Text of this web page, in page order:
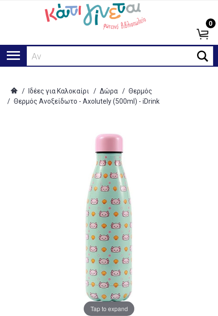
Αναζ
0
/ Ιδέες για Καλοκαίρι / Δώρα / Θερμός
/ Θερμός Ανοξείδωτο - Axolutely (500ml) - iDrink
Tap to expand